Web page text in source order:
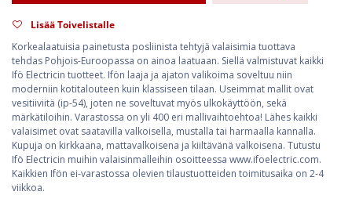
Lisää Toivelistalle
Korkealaatuisia painetusta posliinista tehtyjä valaisimia tuottava
tehdas Pohjois-Euroopassa on ainoa laatuaan. Siellä valmistuvat kaikki
Ifö Electricin tuotteet. Ifön laaja ja ajaton valikoima soveltuu niin
moderniin kotitalouteen kuin klassiseen tilaan. Useimmat mallit ovat
vesitiiviitä (ip-54), joten ne soveltuvat myös ulkokäyttöön, sekä
märkätiloihin. Varastossa on yli 400 eri mallivaihtoehtoa! Lähes kaikki
valaisimet ovat saatavilla valkoisella, mustalla tai harmaalla kannalla.
Kupuja on kirkkaana, mattavalkoisena ja kiiltävänä valkoisena. Tutustu
Ifö Electricin muihin valaisinmalleihin osoitteessa www.ifoelectric.com.
Kaikkien Ifön ei-varastossa olevien tilaustuotteiden toimitusaika on 2-4
viikkoa.